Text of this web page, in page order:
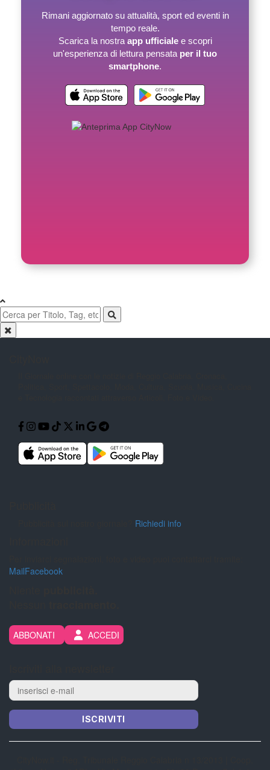
Rimani aggiornato su attualità, sport ed eventi in
tempo reale.
Scarica la nostra app ufficialee scopri
un'esperienza di lettura pensata per il tuo
smartphone.
Richiedi info
MailFacebook
ABBONATI ACCEDI
ISCRIVITI